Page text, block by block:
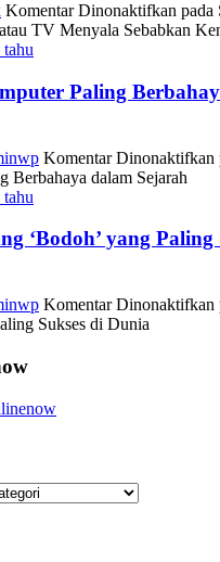
Komentar Dinonaktifkan pada
TV Menyala Sebabkan
tahu
Paling
Komentar Dinonaktifkan
Berbahaya dalam Sejarah
tahu
‘Bodoh’ yang Paling
Komentar Dinonaktifkan
Sukses di Dunia